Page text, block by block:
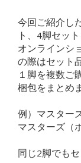
今回ご紹介し
ト、4脚セッ
オンラインシ
の際はセット
１脚を複数ご
梱包をまとめ
例）マスター
マスターズ（
同じ2脚でも